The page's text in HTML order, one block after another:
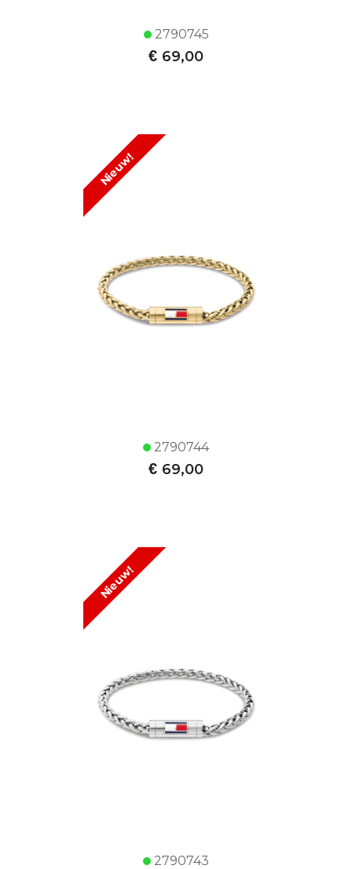
2790745
€ 69,00
Nieuw!
2790744
€ 69,00
Nieuw!
2790743